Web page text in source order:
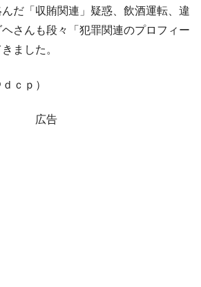
院「韓国の公務員個人をターゲット
！⇒ クーパン問題は合衆国企業に対
かぬ
期純利益は前年同期比13.4倍に。
だ「収賄関連」疑惑、飲酒運転、違
さんも段々「犯罪関連のプロフィー
ました。
ｃｐ）
広告